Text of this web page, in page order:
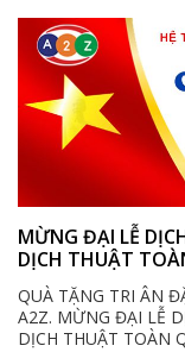
MỪNG ĐẠI LỄ
DỊCH THUẬT
QUÀ TẶNG TRI ÂN
A2Z. MỪNG ĐẠI LỄ
DỊCH THUẬT TOÀN